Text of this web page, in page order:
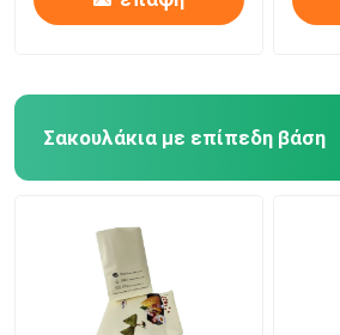
Σακουλάκια με επίπεδη βάση